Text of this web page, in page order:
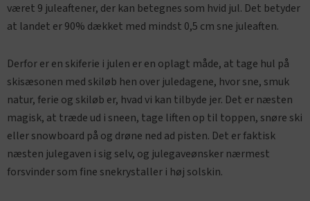
været 9 juleaftener, der kan betegnes som hvid jul. Det betyder
at landet er 90% dækket med mindst 0,5 cm sne juleaften.
Derfor er en skiferie i julen er en oplagt måde, at tage hul på
skisæsonen med skiløb hen over juledagene, hvor sne, smuk
natur, ferie og skiløb er, hvad vi kan tilbyde jer. Det er næsten
magisk, at træde ud i sneen, tage liften op til toppen, snøre ski
eller snowboard på og drøne ned ad pisten. Det er faktisk
næsten julegaven i sig selv, og julegaveønsker nærmest
forsvinder som fine snekrystaller i høj solskin.